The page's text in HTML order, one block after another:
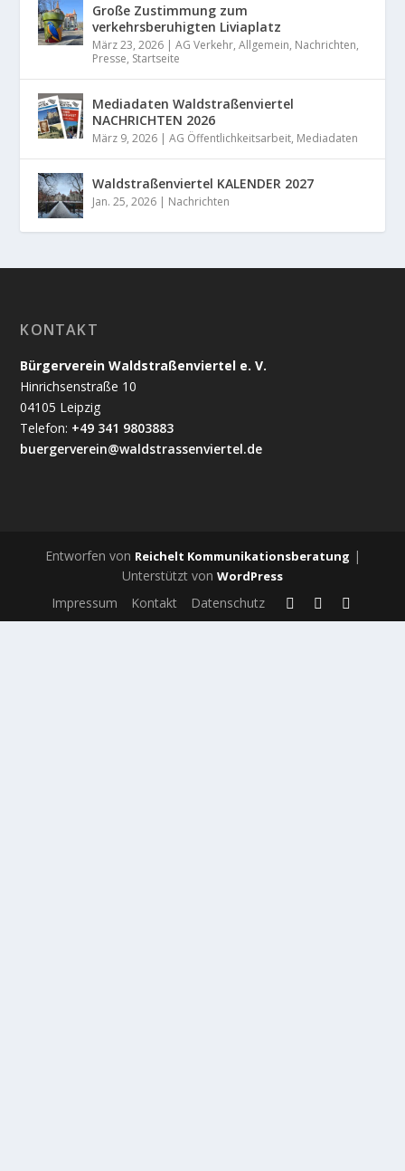
Große Zustimmung zum
verkehrsberuhigten Liviaplatz
März 23, 2026 |AG Verkehr,Allgemein, Nachrichten,
Presse, Startseite
Mediadaten Waldstraßenviertel
NACHRICHTEN 2026
März 9, 2026 |AG Öffentlichkeitsarbeit, Mediadaten
Waldstraßenviertel KALENDER 2027
Jan. 25, 2026 | Nachrichten
KONTAKT
Bürgerverein Waldstraßenviertel e. V.
Hinrichsenstraße 10
04105 Leipzig
Telefon: +49 341 9803883
buergerverein@waldstrassenviertel.de
Entworfen von Reichelt Kommunikationsberatung |
Unterstützt von WordPress
Impressum Kontakt Datenschutz